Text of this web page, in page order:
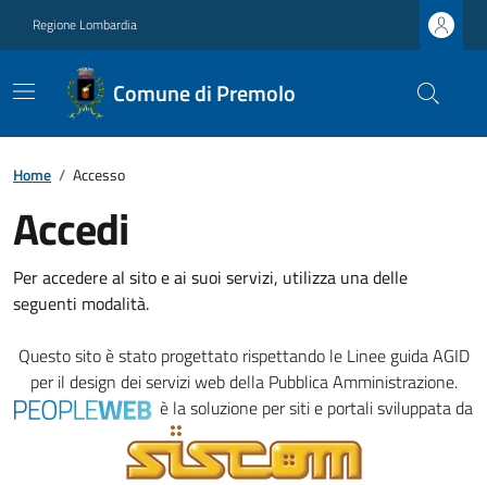
Regione Lombardia
Comune di Premolo
Home / Accesso
Accedi
Per accedere al sito e ai suoi servizi, utilizza una delle
seguenti modalità.
Questo sito è stato progettato rispettando le Linee guida AGID
per il design dei servizi web della Pubblica Amministrazione.
è la soluzione per siti e portali sviluppata da